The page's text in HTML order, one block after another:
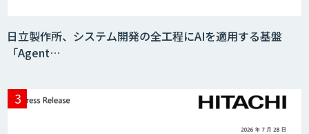
【営業特化】AIエージェント構築サービ
日立製作所、システム開発の全工程にAIを適用する基盤
「Agent…